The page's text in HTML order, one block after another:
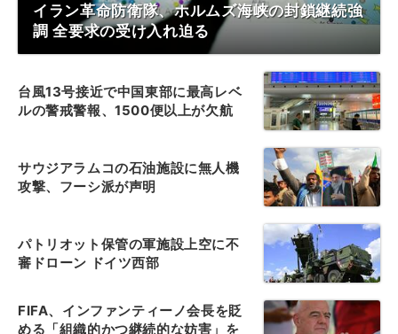
イラン革命防衛隊、ホルムズ海峡の封鎖継続強
調 全要求の受け入れ迫る
台風13号接近で中国東部に最高レベ
ルの警戒警報、1500便以上が欠航
サウジアラムコの石油施設に無人機
攻撃、フーシ派が声明
パトリオット保管の軍施設上空に不
審ドローン ドイツ西部
FIFA、インファンティーノ会長を貶
める「組織的かつ継続的な妨害」を